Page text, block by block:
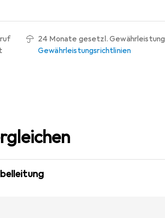
24 Monate gesetzl. Gewährleistung
Gewährleistungsrichtlinien